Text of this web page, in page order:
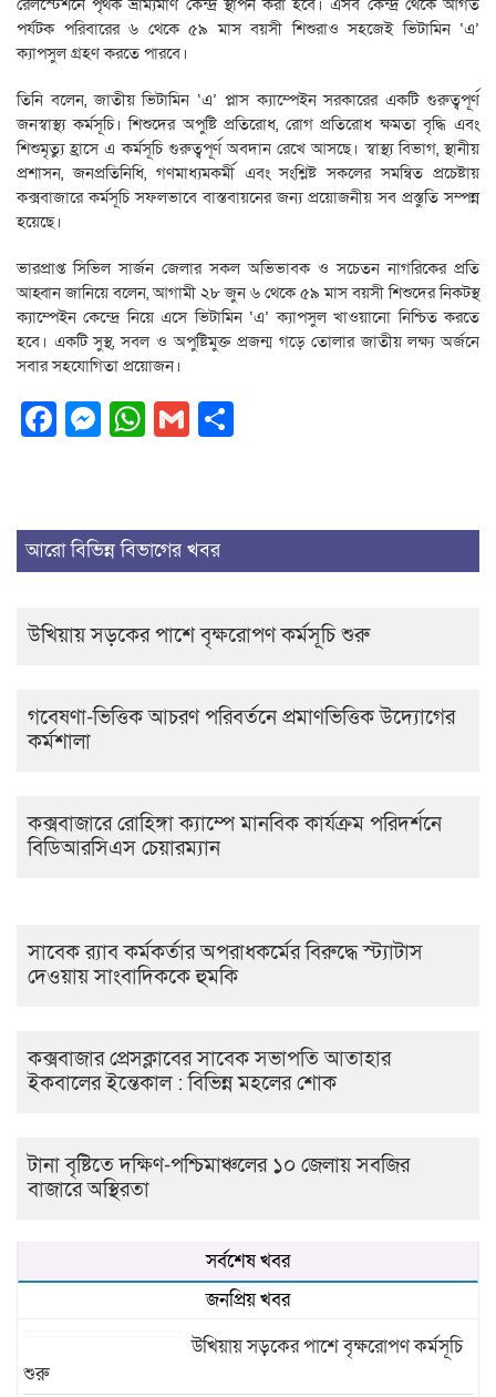
রেলস্টেশনে পৃথক ভ্রাম্যমাণ কেন্দ্র স্থাপন করা হবে। এসব কেন্দ্র থেকে আগত
পর্যটক পরিবারের ৬ থেকে ৫৯ মাস বয়সী শিশুরাও সহজেই ভিটামিন ‘এ’
ক্যাপসুল গ্রহণ করতে পারবে।
তিনি বলেন, জাতীয় ভিটামিন ‘এ’ প্লাস ক্যাম্পেইন সরকারের একটি গুরুত্বপূর্ণ
জনস্বাস্থ্য কর্মসূচি। শিশুদের অপুষ্টি প্রতিরোধ, রোগ প্রতিরোধ ক্ষমতা বৃদ্ধি এবং
শিশুমৃত্যু হ্রাসে এ কর্মসূচি গুরুত্বপূর্ণ অবদান রেখে আসছে। স্বাস্থ্য বিভাগ, স্থানীয়
প্রশাসন, জনপ্রতিনিধি, গণমাধ্যমকর্মী এবং সংশ্লিষ্ট সকলের সমন্বিত প্রচেষ্টায়
কক্সবাজারে কর্মসূচি সফলভাবে বাস্তবায়নের জন্য প্রয়োজনীয় সব প্রস্তুতি সম্পন্ন
হয়েছে।
ভারপ্রাপ্ত সিভিল সার্জন জেলার সকল অভিভাবক ও সচেতন নাগরিকের প্রতি
আহ্বান জানিয়ে বলেন, আগামী ২৮ জুন ৬ থেকে ৫৯ মাস বয়সী শিশুদের নিকটস্থ
ক্যাম্পেইন কেন্দ্রে নিয়ে এসে ভিটামিন ‘এ’ ক্যাপসুল খাওয়ানো নিশ্চিত করতে
হবে। একটি সুস্থ, সবল ও অপুষ্টিমুক্ত প্রজন্ম গড়ে তোলার জাতীয় লক্ষ্য অর্জনে
সবার সহযোগিতা প্রয়োজন।
Facebook
Messenger
WhatsApp
Gmail
আরো বিভিন্ন বিভাগের খবর
উখিয়ায় সড়কের পাশে বৃক্ষরোপণ কর্মসূচি শুরু
গবেষণা-ভিত্তিক আচরণ পরিবর্তনে প্রমাণভিত্তিক উদ্যোগের
কর্মশালা
কক্সবাজারে রোহিঙ্গা ক্যাম্পে মানবিক কার্যক্রম পরিদর্শনে
বিডিআরসিএস চেয়ারম্যান
সাবেক র‍্যাব কর্মকর্তার অপরাধকর্মের বিরুদ্ধে স্ট্যাটাস
দেওয়ায় সাংবাদিককে হুমকি
কক্সবাজার প্রেসক্লাবের সাবেক সভাপতি আতাহার
ইকবালের ইন্তেকাল : বিভিন্ন মহলের শোক
টানা বৃষ্টিতে দক্ষিণ-পশ্চিমাঞ্চলের ১০ জেলায় সবজির
বাজারে অস্থিরতা
সর্বশেষ খবর
জনপ্রিয় খবর
উখিয়ায় সড়কের পাশে বৃক্ষরোপণ কর্মসূচি
শুরু